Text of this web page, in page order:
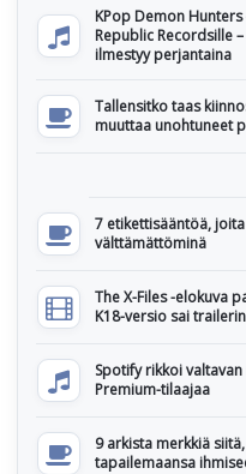
KPop Demon
Republic Recordsille
ilmestyy perjantaina
Tallensitko taas
muuttaa unohtuneet
7 etikettisääntöä,
välttämättöminä
The X-Files -elokuva
K18-versio sai trailerin
Spotify rikkoi
Premium-tilaajaa
9 arkista merkkiä
tapailemaansa